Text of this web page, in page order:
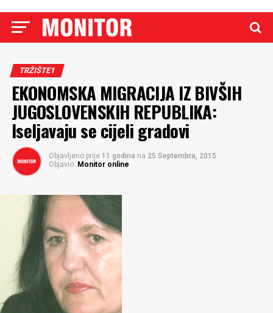
TRŽIŠTE1
EKONOMSKA MIGRACIJA IZ BIVŠIH
JUGOSLOVENSKIH REPUBLIKA:
Iseljavaju se cijeli gradovi
Objavljeno prije 11 godina na 25 Septembra, 2015
Objavio: Monitor online